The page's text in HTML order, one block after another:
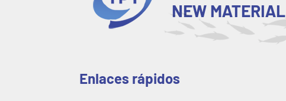
NEW MATERIAL
Enlaces rápidos